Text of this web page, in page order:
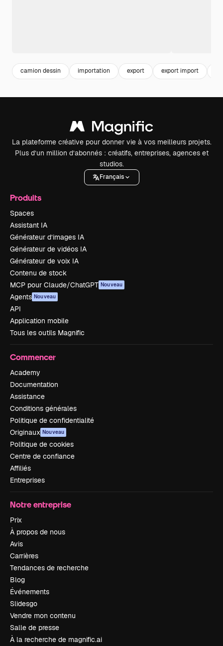
camion dessin importation export export import
La plateforme créative pour donner vie à vos meilleurs projets.
Plus d’un million d’abonnés : créatifs, entreprises, agences et
studios.
Français
Produits
Spaces
Assistant IA
Générateur d’images IA
Générateur de vidéos IA
Générateur de voix IA
Contenu de stock
MCP pour Claude/ChatGPT Nouveau
Agents Nouveau
API
Application mobile
Tous les outils Magnific
Commencer
Academy
Documentation
Assistance
Conditions générales
Politique de confidentialité
Originaux Nouveau
Politique de cookies
Centre de confiance
Affiliés
Entreprises
Notre entreprise
Prix
À propos de nous
Avis
Carrières
Tendances de recherche
Blog
Événements
Slidesgo
Vendre mon contenu
Salle de presse
À la recherche de magnific.ai